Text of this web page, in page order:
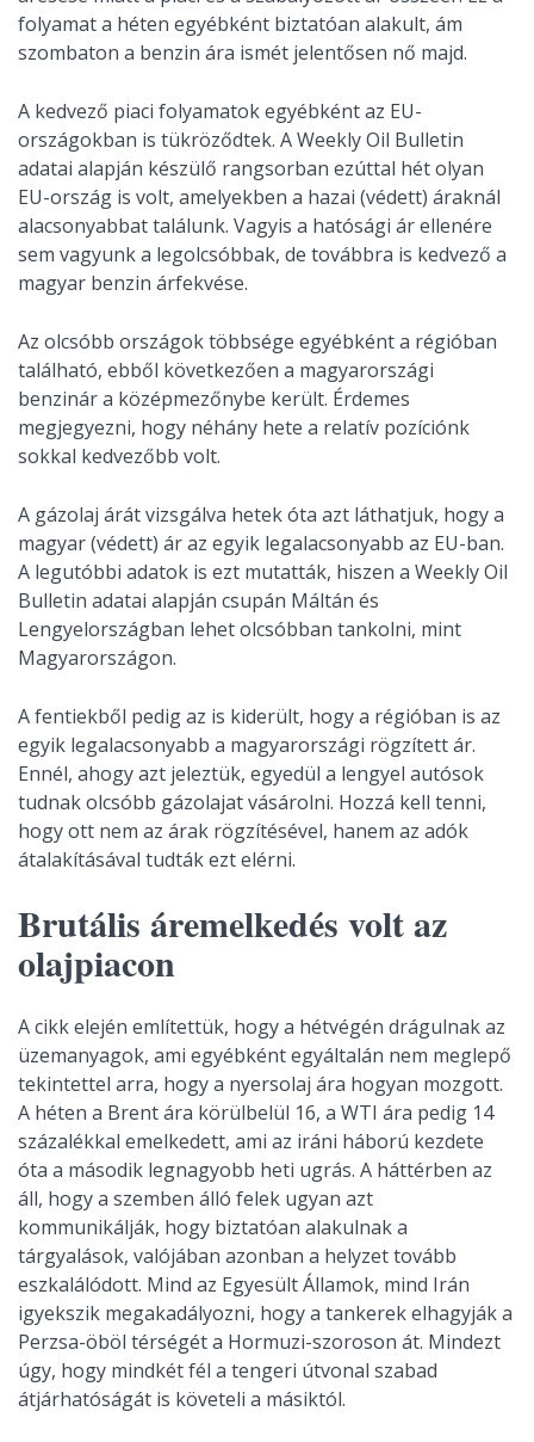
folyamat a héten egyébként biztatóan alakult, ám
szombaton a benzin ára ismét jelentősen nő majd.
A kedvező piaci folyamatok egyébként az EU-
országokban is tükröződtek. A Weekly Oil Bulletin
adatai alapján készülő rangsorban ezúttal hét olyan
EU-ország is volt, amelyekben a hazai (védett) áraknál
alacsonyabbat találunk. Vagyis a hatósági ár ellenére
sem vagyunk a legolcsóbbak, de továbbra is kedvező a
magyar benzin árfekvése.
Az olcsóbb országok többsége egyébként a régióban
található, ebből következően a magyarországi
benzinár a középmezőnybe került. Érdemes
megjegyezni, hogy néhány hete a relatív pozíciónk
sokkal kedvezőbb volt.
A gázolaj árát vizsgálva hetek óta azt láthatjuk, hogy a
magyar (védett) ár az egyik legalacsonyabb az EU-ban.
A legutóbbi adatok is ezt mutatták, hiszen a Weekly Oil
Bulletin adatai alapján csupán Máltán és
Lengyelországban lehet olcsóbban tankolni, mint
Magyarországon.
A fentiekből pedig az is kiderült, hogy a régióban is az
egyik legalacsonyabb a magyarországi rögzített ár.
Ennél, ahogy azt jeleztük, egyedül a lengyel autósok
tudnak olcsóbb gázolajat vásárolni. Hozzá kell tenni,
hogy ott nem az árak rögzítésével, hanem az adók
átalakításával tudták ezt elérni.
Brutális áremelkedés volt az
olajpiacon
A cikk elején említettük, hogy a hétvégén drágulnak az
üzemanyagok, ami egyébként egyáltalán nem meglepő
tekintettel arra, hogy a nyersolaj ára hogyan mozgott.
A héten a Brent ára körülbelül 16, a WTI ára pedig 14
százalékkal emelkedett, ami az iráni háború kezdete
óta a második legnagyobb heti ugrás. A háttérben az
áll, hogy a szemben álló felek ugyan azt
kommunikálják, hogy biztatóan alakulnak a
tárgyalások, valójában azonban a helyzet tovább
eszkalálódott. Mind az Egyesült Államok, mind Irán
igyekszik megakadályozni, hogy a tankerek elhagyják a
Perzsa-öböl térségét a Hormuzi-szoroson át. Mindezt
úgy, hogy mindkét fél a tengeri útvonal szabad
átjárhatóságát is követeli a másiktól.